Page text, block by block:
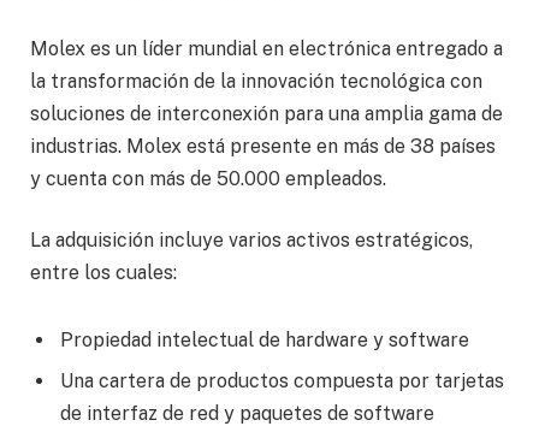
Molex es un líder mundial en electrónica entregado a
la transformación de la innovación tecnológica con
soluciones de interconexión para una amplia gama de
industrias. Molex está presente en más de 38 países
y cuenta con más de 50.000 empleados.
La adquisición incluye varios activos estratégicos,
entre los cuales:
Propiedad intelectual de hardware y software
Una cartera de productos compuesta por tarjetas
de interfaz de red y paquetes de software